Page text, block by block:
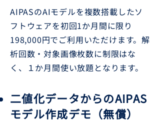
AIPASのAIモデルを複数搭載したソ
フトウェアを初回1か月間に限り
198,000円でご利用いただけます。解
析回数・対象画像枚数に制限はな
く、１か月間使い放題となります。
二値化データからのAIPAS
モデル作成デモ（無償）